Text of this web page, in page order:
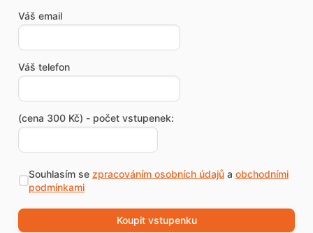
Váš email
Váš telefon
(cena 300 Kč) - počet vstupenek:
Souhlasím se zpracováním osobních údajůa obchodními
podmínkami
Koupit vstupenku